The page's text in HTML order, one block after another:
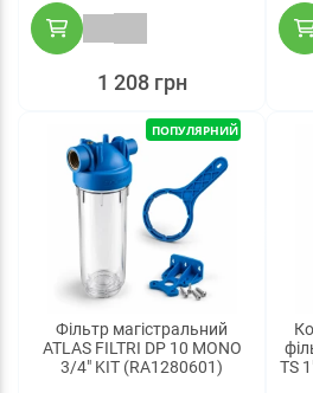
1 208 грн
ПОПУЛЯРНИЙ
Фільтр магістральний
ATLAS FILTRI DP 10 MONO
3/4" KIT (RA1280601)
TS